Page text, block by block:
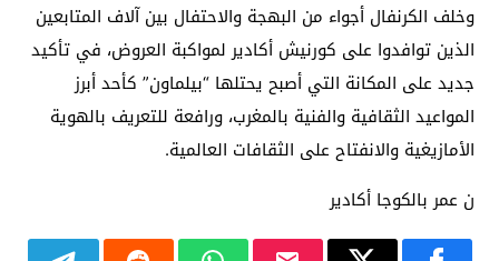
وخلف الكرنفال أجواء من البهجة والاحتفال بين آلاف المتابعين
الذين توافدوا على كورنيش أكادير لمواكبة العروض، في تأكيد
جديد على المكانة التي أصبح يحتلها “بيلماون” كأحد أبرز
المواعيد الثقافية والفنية بالمغرب، ورافعة للتعريف بالهوية
الأمازيغية والانفتاح على الثقافات العالمية.
ن عمر بالكوجا أكادير